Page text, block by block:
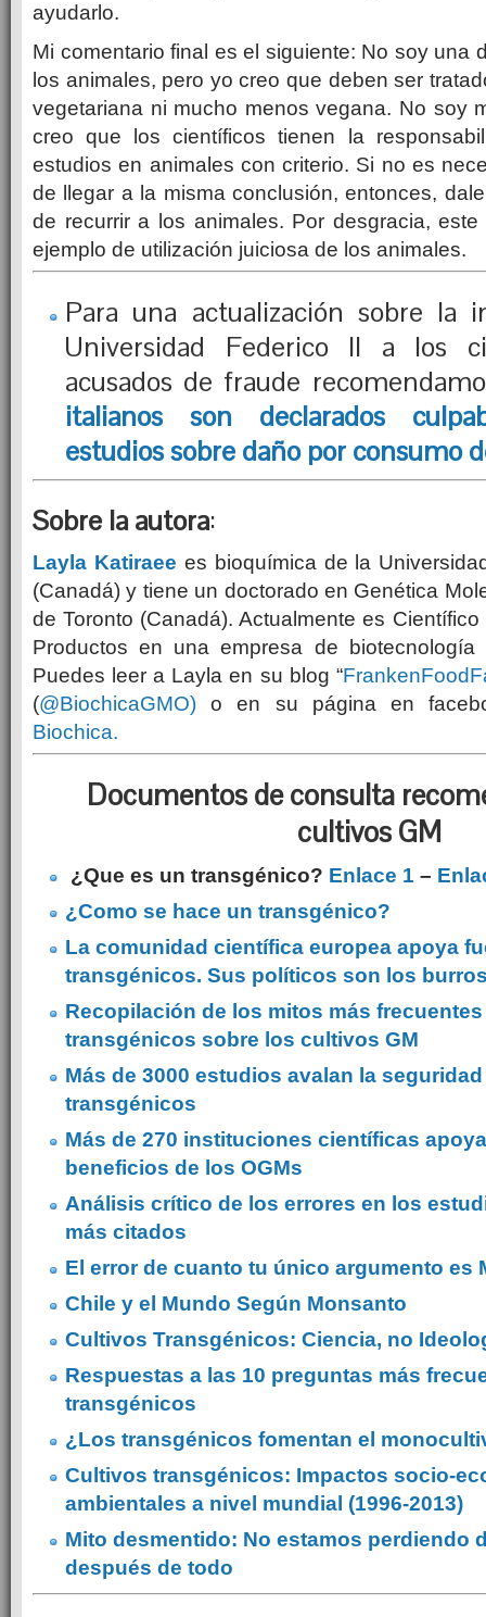
ayudarlo.
Mi comentario final es el siguiente: No soy una
los animales, pero yo creo que deben ser
vegetariana ni mucho menos vegana. No soy
creo que los científicos tienen la
estudios en animales con criterio. Si no es
de llegar a la misma conclusión, entonces,
de recurrir a los animales. Por desgracia,
ejemplo de utilización juiciosa de los animales.
Para una actualización sobre la
Universidad Federico II a los
acusados de fraude
italianos son declarados c
estudios sobre daño por consumo
Sobre la autora:
​​Layla Katiraee es bioquímica de la
(Canadá) y tiene un doctorado en Genética
de Toronto (Canadá). Actualmente es
Productos en una empresa de biotecnología
Puedes leer a Layla en su blog “
(@BiochicaGMO) o en su página en
Biochica.
Documentos de consulta
cultivos GM
¿Que es un transgénico? Enlace 1 –
¿Como se hace un transgénico?
La comunidad científica europea apoya
transgénicos. Sus políticos son los
Recopilación de los mitos más
transgénicos sobre los cultivos GM
Más de 3000 estudios avalan la
transgénicos
Más de 270 instituciones científicas
beneficios de los OGMs
Análisis crítico de los errores en los
más citados
El error de cuanto tu único argumento es
Chile y el Mundo Según Monsanto
Cultivos Transgénicos: Ciencia, no
Respuestas a las 10 preguntas más
transgénicos
¿Los transgénicos fomentan el
Cultivos transgénicos: Impactos socio-
ambientales a nivel mundial (1996-2013)
Mito desmentido: No estamos perdiendo
después de todo